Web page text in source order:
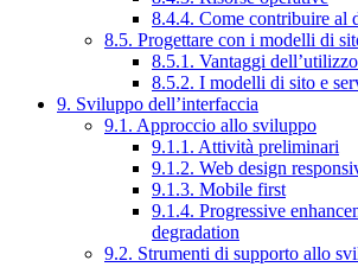
8.4.4. Come contribuire al
8.5. Progettare con i modelli di
8.5.1. Vantaggi
8.5.2. I modelli di sito e
9. Sviluppo dell’interfaccia
9.1. Approccio allo sviluppo
9.1.1. Attività preliminari
9.1.2. Web design
9.1.3. Mobile first
9.1.4. Progressive
degradation
9.2. Strumenti di supporto allo